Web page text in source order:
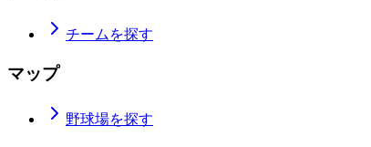
チームを探す
マップ
野球場を探す